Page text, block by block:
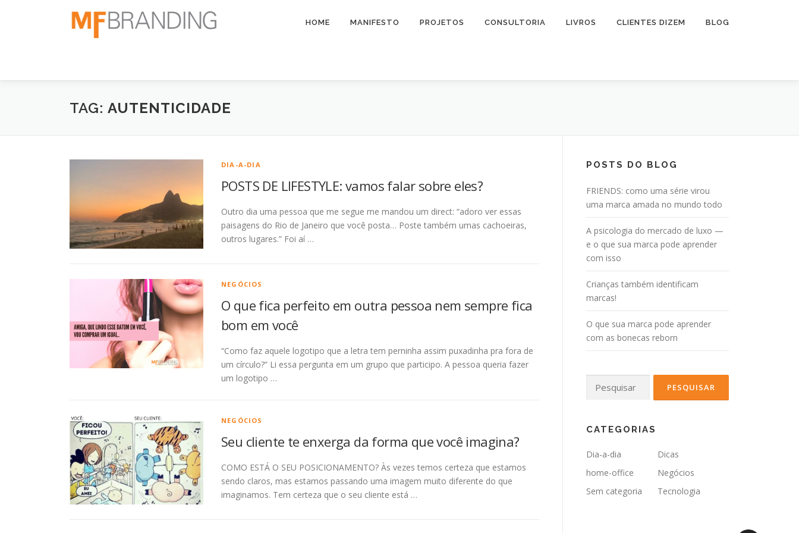
HOME MANIFESTO PROJETOS CONSULTORIA LIVROS CLIENTES DIZEM BLOG
TAG: AUTENTICIDADE
DIA-A-DIA
POSTS DE LIFESTYLE: vamos falar sobre eles?
Outro dia uma pessoa que me segue me mandou um direct: “adoro ver essas
paisagens do Rio de Janeiro que você posta… Poste também umas cachoeiras,
outros lugares.” Foi aí …
NEGÓCIOS
O que fica perfeito em outra pessoa nem sempre fica
bom em você
“Como faz aquele logotipo que a letra tem perninha assim puxadinha pra fora de
um círculo?” Li essa pergunta em um grupo que participo. A pessoa queria fazer
um logotipo …
NEGÓCIOS
Seu cliente te enxerga da forma que você imagina?
COMO ESTÁ O SEU POSICIONAMENTO? Às vezes temos certeza que estamos
sendo claros, mas estamos passando uma imagem muito diferente do que
imaginamos. Tem certeza que o seu cliente está …
POSTS DO BLOG
FRIENDS: como uma série virou
uma marca amada no mundo todo
A psicologia do mercado de luxo —
e o que sua marca pode aprender
com isso
Crianças também identificam
marcas!
O que sua marca pode aprender
com as bonecas reborn
por:
CATEGORIAS
Dia-a-dia
Dicas
home-office
Negócios
Sem categoria
Tecnologia